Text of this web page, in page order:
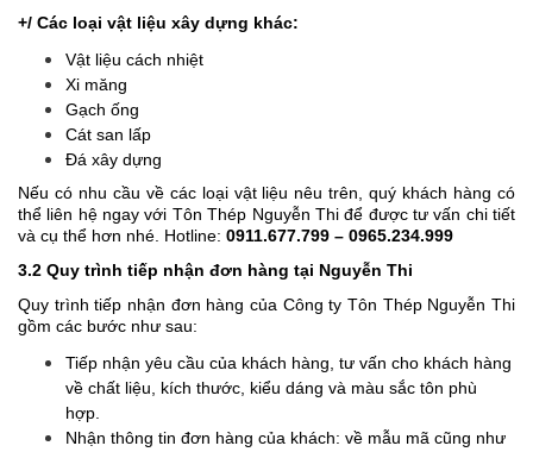
+/ Các loại vật liệu xây dựng khác:
Vật liệu cách nhiệt
Xi măng
Gạch ống
Cát san lấp
Đá xây dựng
Nếu có nhu cầu về các loại vật liệu nêu trên, quý khách hàng có
thể liên hệ ngay với Tôn Thép Nguyễn Thi để được tư vấn chi tiết
và cụ thể hơn nhé. Hotline: 0911.677.799 – 0965.234.999
3.2 Quy trình tiếp nhận đơn hàng tại Nguyễn Thi
Quy trình tiếp nhận đơn hàng của Công ty Tôn Thép Nguyễn Thi
gồm các bước như sau:
Tiếp nhận yêu cầu của khách hàng, tư vấn cho khách hàng
về chất liệu, kích thước, kiểu dáng và màu sắc tôn phù
hợp.
Nhận thông tin đơn hàng của khách: về mẫu mã cũng như